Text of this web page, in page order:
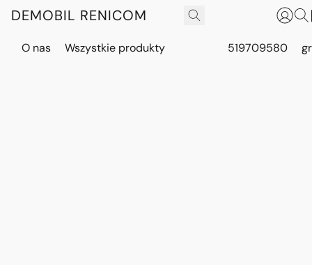
DEMOBIL RENICOM
O nas Wszystkie produkty 519709580